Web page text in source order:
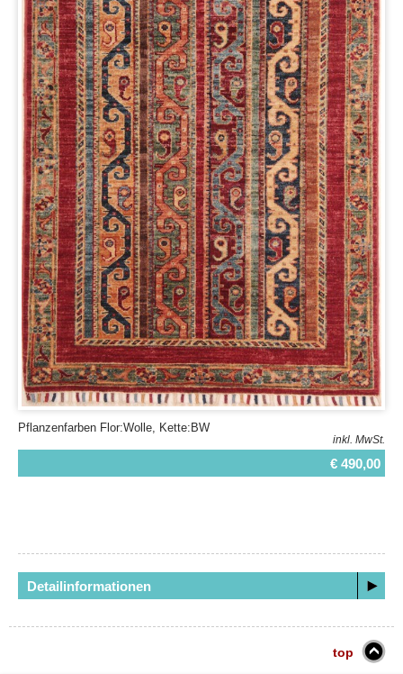
Pflanzenfarben Flor:Wolle, Kette:BW
inkl. MwSt.
€ 490,00
Detailinformationen
top